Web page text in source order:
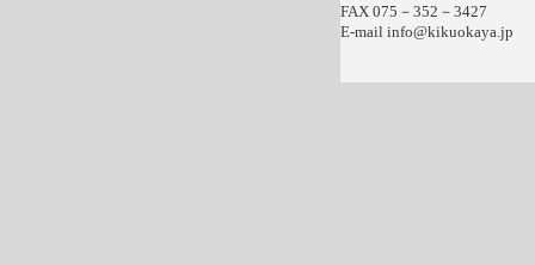
FAX 075－352－3427
E-mail info@kikuokaya.jp